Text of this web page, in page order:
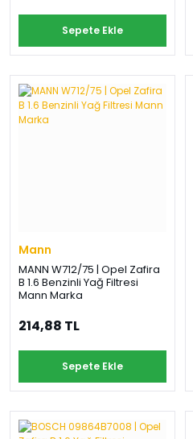
Sepete Ekle
Mann
MANN W712/75 | Opel Zafira
B 1.6 Benzinli Yağ Filtresi
Mann Marka
214,88 TL
Sepete Ekle